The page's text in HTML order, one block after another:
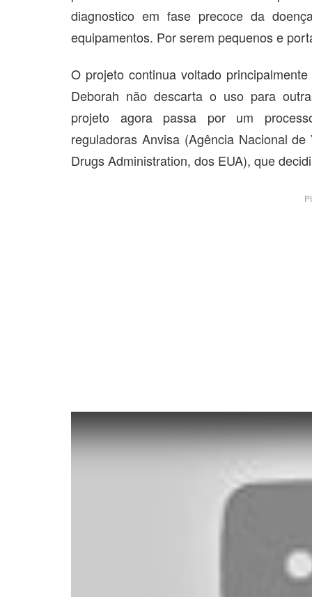
diagnostico em fase precoce da
equipamentos. Por serem pequenos e
O projeto continua voltado
Deborah não descarta o uso para
projeto agora passa por um
reguladoras Anvisa (Agência Nacional
Drugs Administration, dos EUA), que